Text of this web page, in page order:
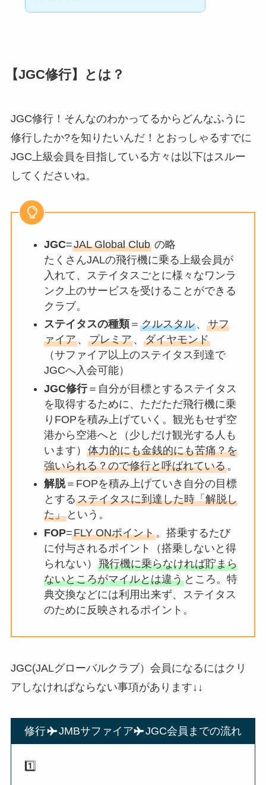
【JGC修行】とは？
JGC修行！そんなのわかってるからどんなふうに
修行したか?を知りたいんだ！とおっしゃるすでに
JGC上級会員を目指している方々は以下はスルー
してくださいね。
JGC=JAL Global Clubの略
たくさんJALの飛行機に乗る上級会員が
入れて、ステイタスごとに様々なワンラ
ンク上のサービスを受けることができる
クラブ。
ステイタスの種類＝ クルスタル、 サフ
ァイア、 プレミア、 ダイヤモンド
（サファイア以上のステイタス到達で
JGCへ入会可能）
JGC修行＝自分が目標とするステイタス
を取得するために、ただただ飛行機に乗
りFOPを積み上げていく。観光もせず空
港から空港へと（少しだけ観光する人も
います） 体力的にも金銭的にも苦痛？を
強いられる？ので修行と呼ばれている。
解脱＝FOPを積み上げていき自分の目標
とするステイタスに到達した時「解脱し
た」という。
FOP=FLY ONポイント。搭乗するたび
に付与されるポイント（搭乗しないと得
られない） 飛行機に乗らなければ貯まら
ないところがマイルとは違うところ。特
典交換などには利用出来ず、ステイタス
のために反映されるポイント。
JGC(JALグローバルクラブ）会員になるにはクリ
アしなければならない事項があります↓↓
修行 JMBサファイア JGC会員までの流れ
1️⃣